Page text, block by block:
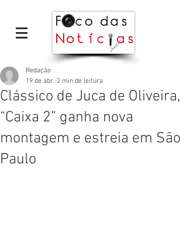
Clássico de Juca de Oliveira,
“Caixa 2” ganha nova
montagem e estreia em São
Paulo
Redação
19 de abr. 2 min de leitura